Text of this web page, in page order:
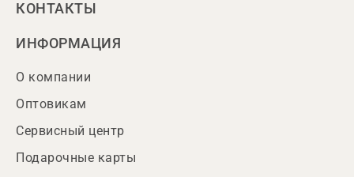
КОНТАКТЫ
ИНФОРМАЦИЯ
О компании
Оптовикам
Сервисный центр
Подарочные карты